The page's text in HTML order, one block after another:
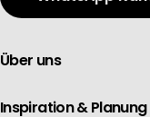
Über uns
Inspiration & Planung